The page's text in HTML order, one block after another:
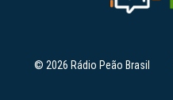
© 2026 Rádio Peão Brasil